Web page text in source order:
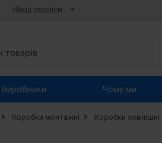
Наші сервіси
Виробники Чому ми
Коробки монтажні Коробки зовнішні